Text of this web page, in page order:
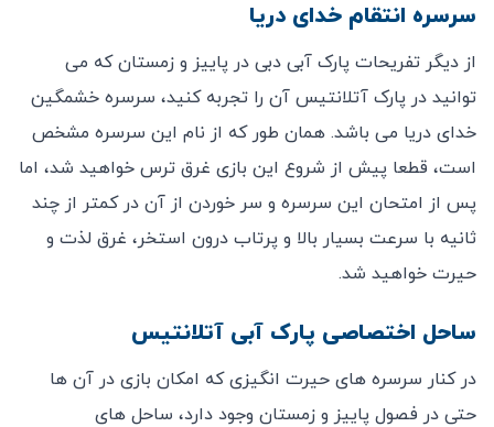
سرسره انتقام خدای دریا
از دیگر تفریحات پارک آبی دبی در پاییز و زمستان که می
توانید در پارک آتلانتیس آن را تجربه کنید، سرسره خشمگین
خدای دریا می باشد. همان طور که از نام این سرسره مشخص
است، قطعا پیش از شروع این بازی غرق ترس خواهید شد، اما
پس از امتحان این سرسره و سر خوردن از آن در کمتر از چند
ثانیه با سرعت بسیار بالا و پرتاب درون استخر، غرق لذت و
حیرت خواهید شد.
ساحل اختصاصی پارک آبی آتلانتیس
در کنار سرسره های حیرت انگیزی که امکان بازی در آن ها
حتی در فصول پاییز و زمستان وجود دارد، ساحل های